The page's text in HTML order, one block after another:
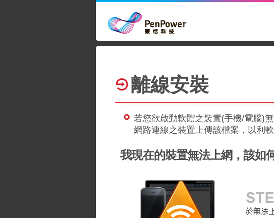
離線安裝
若您欲啟動軟體之裝置(手機/電腦)
網路連線之裝置上傳該檔案，以利軟
我現在的裝置無法上網，該如